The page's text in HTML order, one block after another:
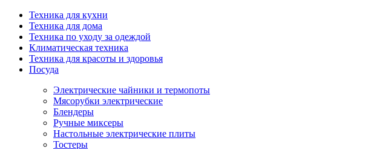
Техника для кухни
Техника для дома
Техника по уходу за одеждой
Климатическая техника
Техника для красоты и здоровья
Посуда
Электрические чайники и термопоты
Мясорубки электрические
Блендеры
Ручные миксеры
Настольные электрические плиты
Тостеры